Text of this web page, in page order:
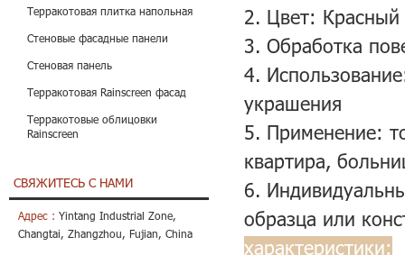
Терракотовая плитка напольная
Стеновые фасадные панели
Стеновая панель
Терракотовая Rainscreen фасад
Терракотовые облицовки
Rainscreen
СВЯЖИТЕСЬ С НАМИ
Адрес : Yintang Industrial Zone,
Changtai, Zhangzhou, Fujian, China
2. Цвет: Красный
3. Обработка
4.
украшения
5. Применение:
квартира,
6.
образца или
характеристики: